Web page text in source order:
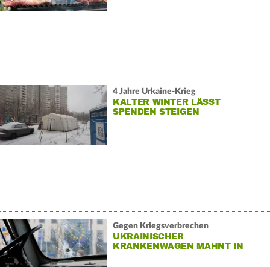
4 Jahre Urkaine-Krieg
KALTER WINTER LÄSST
SPENDEN STEIGEN
Gegen Kriegsverbrechen
UKRAINISCHER
KRANKENWAGEN MAHNT IN